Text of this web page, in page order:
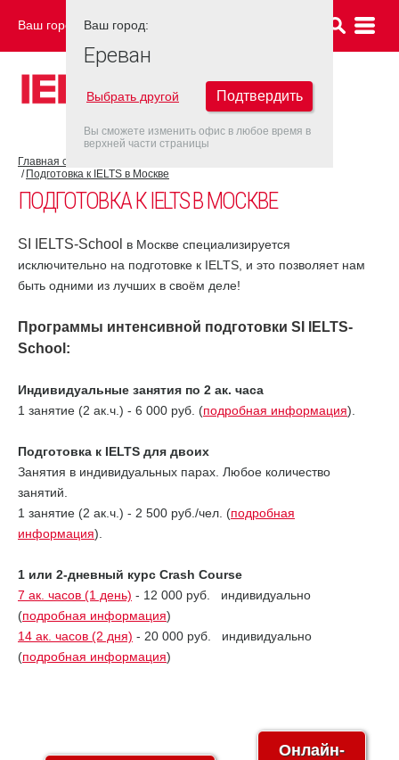
Ваш город: ЕРЕВАН
Главная страница
Подготовка к IELTS в Москве
ПОДГОТОВКА К IELTS В МОСКВЕ
SI IELTS-School в Москве специализируется
исключительно на подготовке к IELTS, и это позволяет нам
быть одними из лучших в своём деле!
Программы интенсивной подготовки SI IELTS-
School :
Индивидуальные занятия по 2 ак. часа
1 занятие (2 ак.ч.) - 6 000 руб. (подробная информация).
Подготовка к IELTS для двоих
Занятия в индивидуальных парах. Любое количество
занятий.
1 занятие (2 ак.ч.) - 2 500 руб./чел. (подробная
информация).
1 или 2-дневный курс Crash Course
7 ак. часов (1 день) - 12 000 руб. индивидуально
(подробная информация)
14 ак. часов (2 дня) - 20 000 руб. индивидуально
(подробная информация)
Онлайн-
Ваш город:
Ереван
Выбрать другой Подтвердить
Вы сможете изменить офис в любое время в
верхней части страницы